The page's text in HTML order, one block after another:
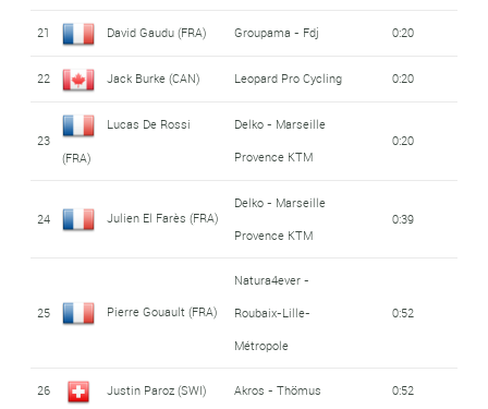
21 David Gaudu (FRA) Groupama - Fdj 0:20
22 Jack Burke (CAN) Leopard Pro Cycling 0:20
23
Lucas De Rossi
(FRA)
Delko - Marseille
Provence KTM
0:20
24 Julien El Farès (FRA)
Delko - Marseille
Provence KTM
0:39
25 Pierre Gouault (FRA)
Natura4ever -
Roubaix-Lille-
Métropole
0:52
26 Justin Paroz (SWI) Akros - Thömus 0:52